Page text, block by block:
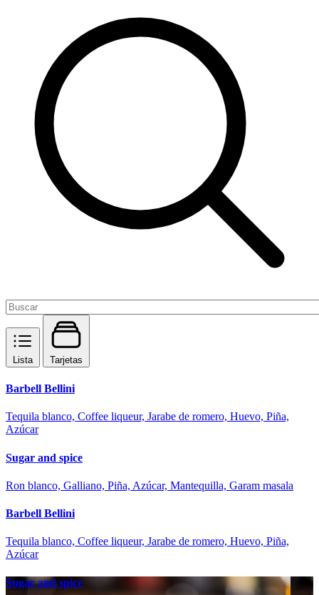
Lista Tarjetas
Barbell Bellini
Tequila blanco, Coffee liqueur, Jarabe de romero, Huevo, Piña,
Azúcar
Sugar and spice
Ron blanco, Galliano, Piña, Azúcar, Mantequilla, Garam masala
Barbell Bellini
Tequila blanco, Coffee liqueur, Jarabe de romero, Huevo, Piña,
Azúcar
Sugar and spice